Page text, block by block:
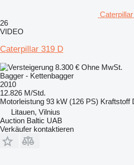
26
VIDEO
Caterpillar 319 D
8.300 € Ohne MwSt.
Bagger - Kettenbagger
2010
12.826 M/Std.
Motorleistung 93 kW (126 PS) Kraftstoff
Litauen, Vilnius
Auction Baltic UAB
Verkäufer kontaktieren